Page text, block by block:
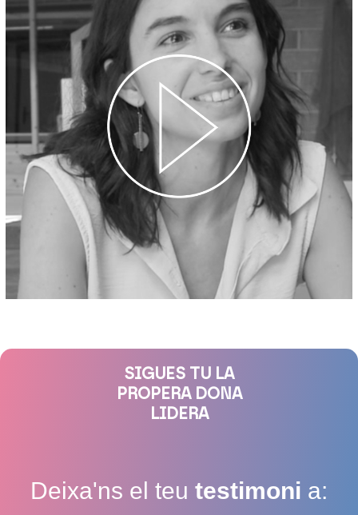
SIGUES TU LA
PROPERA DONA
LIDERA
Deixa'ns el teu testimoni a: